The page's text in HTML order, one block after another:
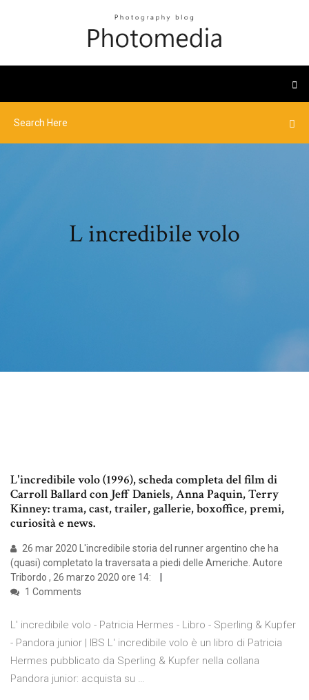
L incredibile volo
L'incredibile volo (1996), scheda completa del film di
Carroll Ballard con Jeff Daniels, Anna Paquin, Terry
Kinney: trama, cast, trailer, gallerie, boxoffice, premi,
curiosità e news.
26 mar 2020 L'incredibile storia del runner argentino che ha
(quasi) completato la traversata a piedi delle Americhe. Autore
Tribordo , 26 marzo 2020 ore 14:
1 Comments
L' incredibile volo - Patricia Hermes - Libro - Sperling & Kupfer
- Pandora junior | IBS L' incredibile volo è un libro di Patricia
Hermes pubblicato da Sperling & Kupfer nella collana
Pandora junior: acquista su …